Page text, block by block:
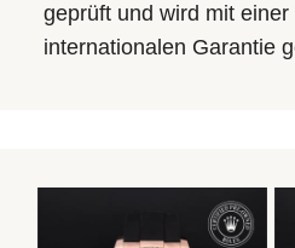
geprüft und wird mit einer
internationalen Garantie